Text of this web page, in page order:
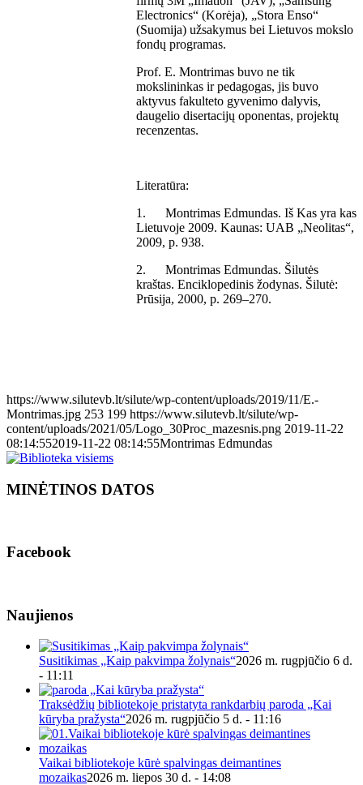
Electronics“ (Korėja), „Stora Enso“
(Suomija) užsakymus bei Lietuvos mokslo
fondų programas.
Prof. E. Montrimas buvo ne tik
mokslininkas ir pedagogas, jis buvo
aktyvus fakulteto gyvenimo dalyvis,
daugelio disertacijų oponentas, projektų
recenzentas.
Literatūra:
1. Montrimas Edmundas. Iš Kas yra kas
Lietuvoje 2009. Kaunas: UAB „Neolitas“,
2009, p. 938.
2. Montrimas Edmundas. Šilutės
kraštas. Enciklopedinis žodynas. Šilutė:
Prūsija, 2000, p. 269–270.
https://www.silutevb.lt/silute/wp-content/uploads/2019/11/E.-
Montrimas.jpg 253 199 https://www.silutevb.lt/silute/wp-
content/uploads/2021/05/Logo_30Proc_mazesnis.png 2019-11-22
08:14:552019-11-22 08:14:55Montrimas Edmundas
MINĖTINOS DATOS
Facebook
Naujienos
Susitikimas „Kaip pakvimpa žolynais“2026 m. rugpjūčio 6 d.
- 11:11
Traksėdžių bibliotekoje pristatyta rankdarbių paroda „Kai
kūryba pražysta“2026 m. rugpjūčio 5 d. - 11:16
Vaikai bibliotekoje kūrė spalvingas deimantines
mozaikas2026 m. liepos 30 d. - 14:08